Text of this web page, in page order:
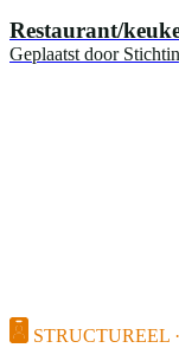
Restaurant/
Geplaatst door
STRUCTUREEL